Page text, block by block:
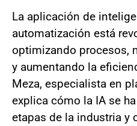
La aplicación de
automatización está
optimizando procesos,
y aumentando la
Meza, especialista en
explica cómo la IA se
etapas de la industria y